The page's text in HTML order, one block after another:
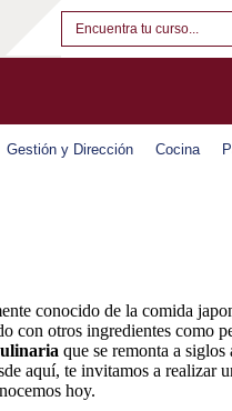
Gestión y Dirección Cocina
conocido de la comida
con otros ingredientes como
que se remonta a
aquí, te invitamos a
hoy.